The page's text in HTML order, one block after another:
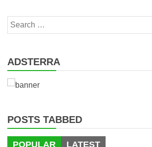
Search
for:
ADSTERRA
POSTS TABBED
POPULAR LATEST